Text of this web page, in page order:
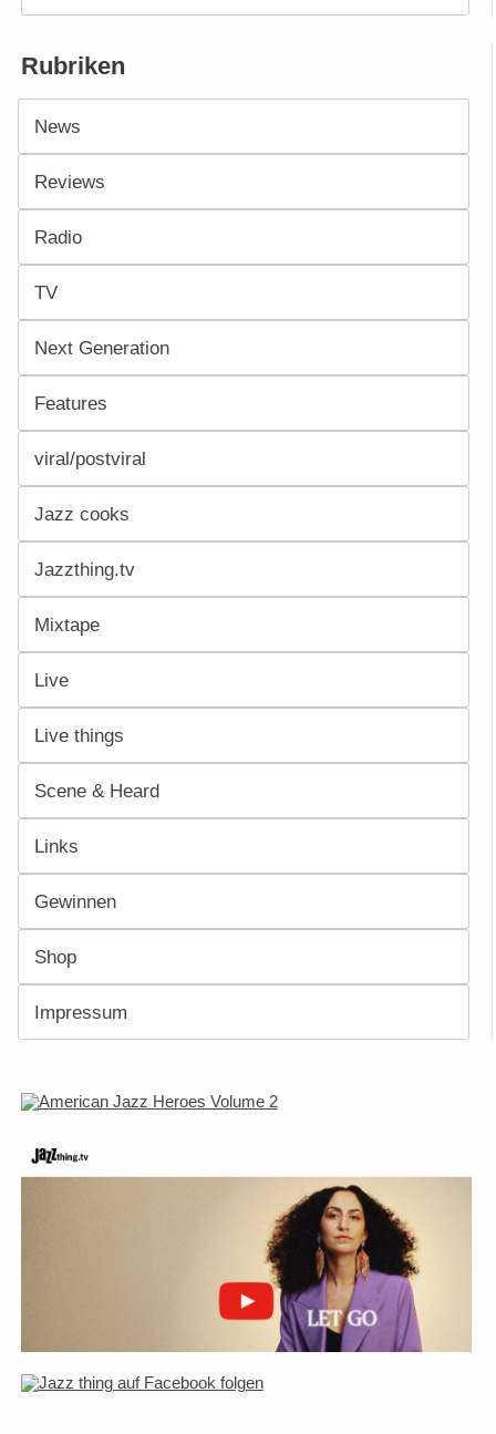
Rubriken
News
Reviews
Radio
TV
Next Generation
Features
viral/postviral
Jazz cooks
Jazzthing.tv
Mixtape
Live
Live things
Scene & Heard
Links
Gewinnen
Shop
Impressum